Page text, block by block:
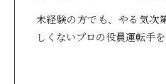
未経験の方でも、やる気次
しくないプロの役員運転手